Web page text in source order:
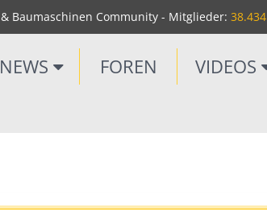
Baumaschinen Community - Mitglieder: 38.434
NEWS FOREN VIDEOS